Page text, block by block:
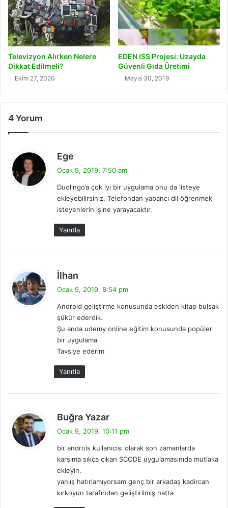
Televizyon Alırken Nelere
Dikkat Edilmeli?
Ekim 27, 2020
EDEN ISS Projesi: Uzayda
Güvenli Gıda Üretimi
Mayıs 30, 2019
4 Yorum
Ege
i
k
i
:
Ocak 9, 2019, 7:50 am
Duolingo’a çok iyi bir uygulama onu da listeye
ekleyebilirsiniz. Telefondan yabancı dil öğrenmek
isteyenlerin işine yarayacaktır.
Yanıtla
İlhan
i
k
i
:
Ocak 9, 2019, 8:54 pm
Android geliştirme konusunda eskiden kitap bulsak
şükür ederdik.
Şu anda udemy online eğitim konusunda popüler
bir uygulama.
Tavsiye ederim
Yanıtla
Buğra Yazar
i
k
:
Ocak 9, 2019, 10:11 pm
bir androis kullanıcısı olarak son zamanlarda
karşıma sıkça çıkan SCODE uygulamasınıda mutlaka
ekleyin.
yanlış hatırlamıyorsam genç bir arkadaş kadircan
kırkoyun tarafından geliştirilmiş hatta